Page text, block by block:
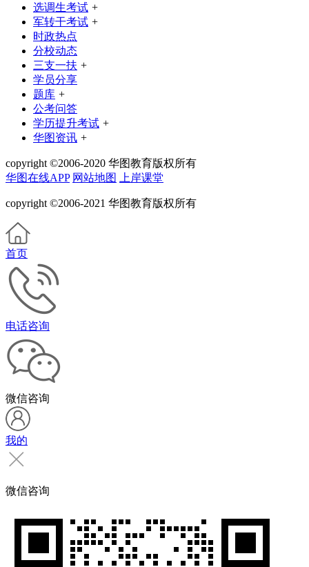
选调生考试 +
军转干考试 +
时政热点
分校动态
三支一扶 +
学员分享
题库 +
公考问答
学历提升考试 +
华图资讯 +
copyright ©2006-2020 华图教育版权所有
华图在线APP 网站地图 上岸课堂
copyright ©2006-2021 华图教育版权所有
首页
电话咨询
微信咨询
我的
微信咨询